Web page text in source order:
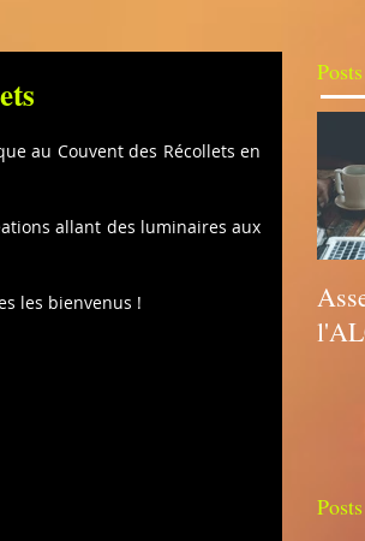
au Couvent des Récollets en
allant des luminaires aux
les bienvenus !